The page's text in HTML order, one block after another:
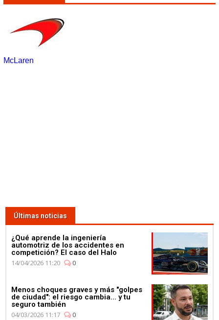
McLaren
Últimas noticias
¿Qué aprende la ingeniería
automotriz de los accidentes en
competición? El caso del Halo
14/04/2026 11:20
0
Menos choques graves y más "golpes
de ciudad": el riesgo cambia... y tu
seguro también
04/03/2026 11:17
0